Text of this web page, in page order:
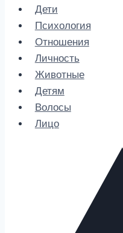
Дети
Психология
Отношения
Личность
Животные
Детям
Волосы
Лицо